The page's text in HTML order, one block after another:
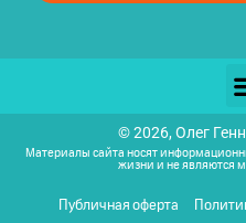
© 2026, Олег
Материалы сайта носят
жизни и не являются
Публичная оферта